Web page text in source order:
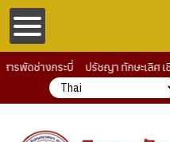
ช่างกระบี่ ปรัชญา ทักษะเลิศ เชิดชู